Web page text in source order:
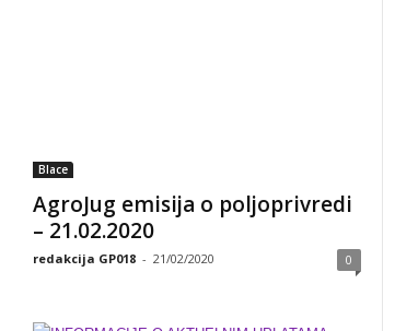
Blace
AgroJug emisija o poljoprivredi
– 21.02.2020
redakcija GP018 - 21/02/2020 0